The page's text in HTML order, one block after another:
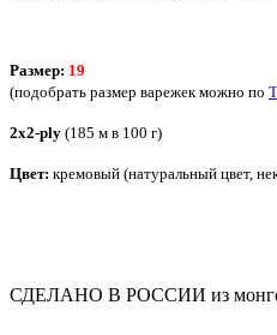
Размер: 19
(подобрать размер варежек можно по
2х2-ply (185 м в 100 г)
Цвет: кремовый (натуральный цвет,
СДЕЛАНО В РОССИИ из